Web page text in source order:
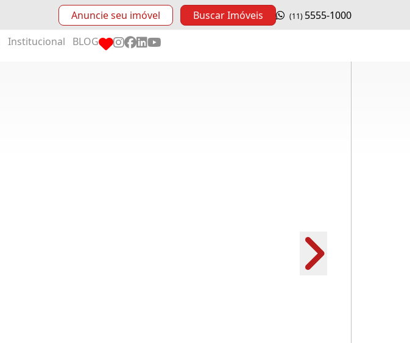
Anuncie seu imóvel Buscar Imóveis (11) 5555-1000
Institucional BLOG